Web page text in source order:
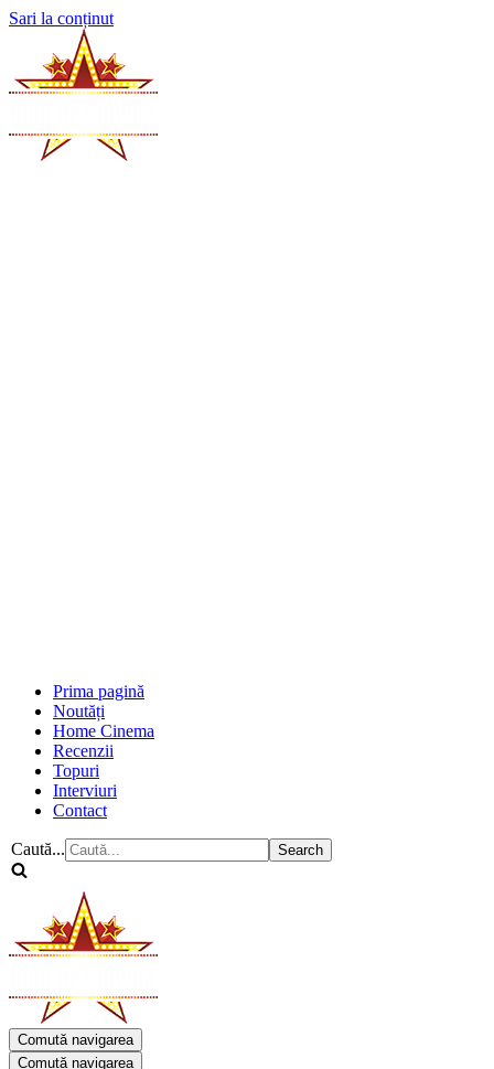
Sari la conținut
Prima pagină
Noutăți
Home Cinema
Recenzii
Topuri
Interviuri
Contact
Caută...
Comută navigarea
Comută navigarea